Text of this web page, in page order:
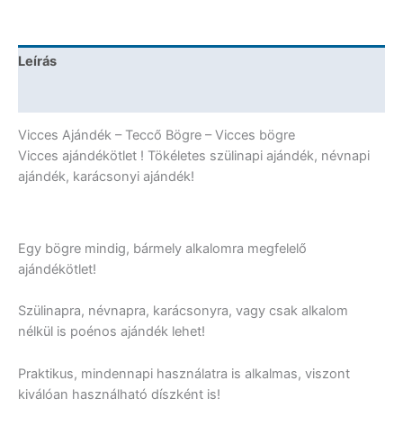
mennyiség
Leírás
Vicces Ajándék – Teccő Bögre – Vicces bögre
Vicces ajándékötlet ! Tökéletes szülinapi ajándék, névnapi
ajándék, karácsonyi ajándék!
Egy bögre mindig, bármely alkalomra megfelelő
ajándékötlet!
Szülinapra, névnapra, karácsonyra, vagy csak alkalom
nélkül is poénos ajándék lehet!
Praktikus, mindennapi használatra is alkalmas, viszont
kiválóan használható díszként is!